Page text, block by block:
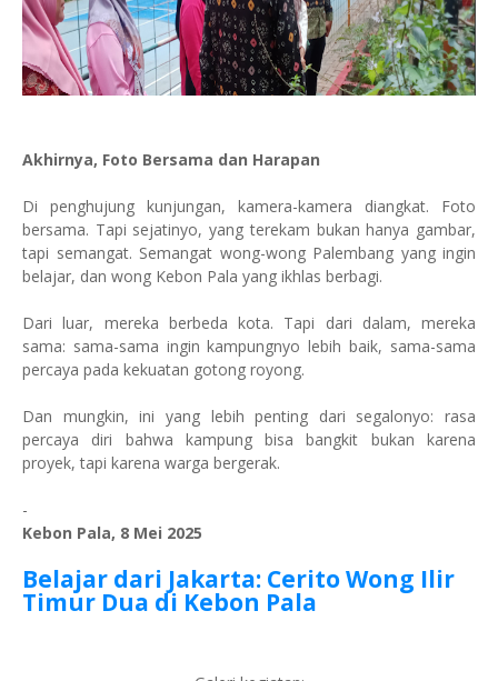
Akhirnya, Foto Bersama dan Harapan
Di penghujung kunjungan, kamera-kamera diangkat. Foto
bersama. Tapi sejatinyo, yang terekam bukan hanya gambar,
tapi semangat. Semangat wong-wong Palembang yang ingin
belajar, dan wong Kebon Pala yang ikhlas berbagi.
Dari luar, mereka berbeda kota. Tapi dari dalam, mereka
sama: sama-sama ingin kampungnyo lebih baik, sama-sama
percaya pada kekuatan gotong royong.
Dan mungkin, ini yang lebih penting dari segalonyo: rasa
percaya diri bahwa kampung bisa bangkit bukan karena
proyek, tapi karena warga bergerak.
-
Kebon Pala, 8 Mei 2025
Belajar dari Jakarta: Cerito Wong Ilir
Timur Dua di Kebon Pala